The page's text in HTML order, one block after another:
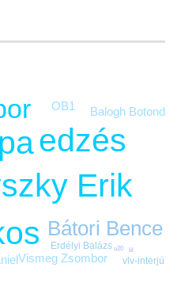
Erik
edzés
Bátori Bence
Balogh Botond
OB1
Vismeg Zsombor
Erdélyi Balázs
vlv-interjú
bl
u20